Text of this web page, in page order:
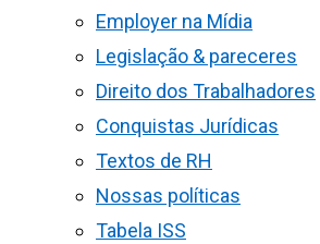
Employer na Mídia
Legislação & pareceres
Direito dos Trabalhadores
Conquistas Jurídicas
Textos de RH
Nossas políticas
Tabela ISS